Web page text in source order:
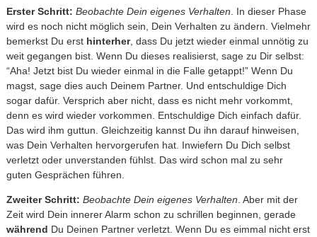
Erster Schritt: Beobachte Dein eigenes Verhalten. In dieser Phase
wird es noch nicht möglich sein, Dein Verhalten zu ändern. Vielmehr
bemerkst Du erst hinterher, dass Du jetzt wieder einmal unnötig zu
weit gegangen bist. Wenn Du dieses realisierst, sage zu Dir selbst:
“Aha! Jetzt bist Du wieder einmal in die Falle getappt!” Wenn Du
magst, sage dies auch Deinem Partner. Und entschuldige Dich
sogar dafür. Versprich aber nicht, dass es nicht mehr vorkommt,
denn es wird wieder vorkommen. Entschuldige Dich einfach dafür.
Das wird ihm guttun. Gleichzeitig kannst Du ihn darauf hinweisen,
was Dein Verhalten hervorgerufen hat. Inwiefern Du Dich selbst
verletzt oder unverstanden fühlst. Das wird schon mal zu sehr
guten Gesprächen führen.
Zweiter Schritt: Beobachte Dein eigenes Verhalten. Aber mit der
Zeit wird Dein innerer Alarm schon zu schrillen beginnen, gerade
während Du Deinen Partner verletzt. Wenn Du es eimmal nicht erst